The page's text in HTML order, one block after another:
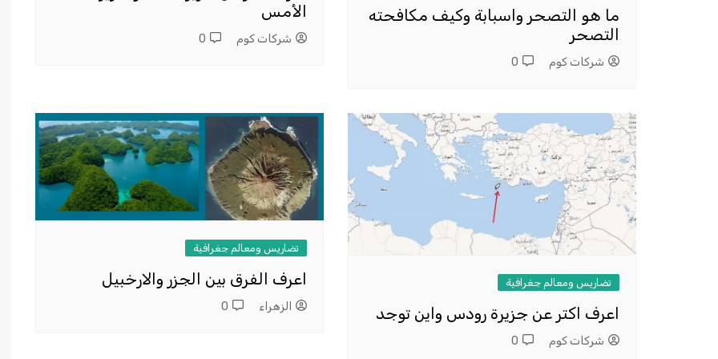
ما هو التصحر واسبابة وكيف مكافحته
التصحر
شركات كوم 0
الأمس
شركات كوم 0
تضاريس ومعالم جغرافية
اعرف اكتر عن جزيرة رودس واين توجد
شركات كوم 0
تضاريس ومعالم جغرافية
اعرف الفرق بين الجزر والارخبيل
الزهراء 0